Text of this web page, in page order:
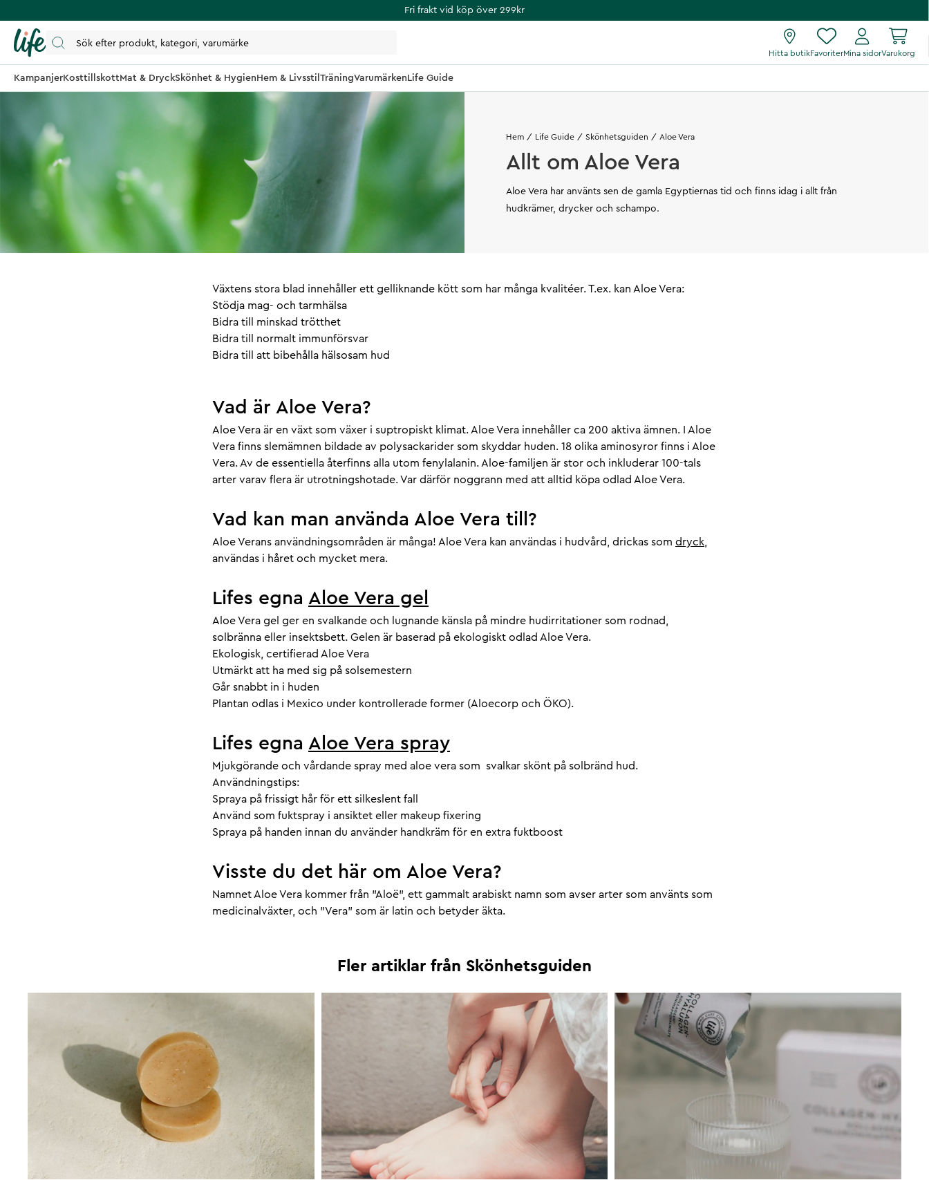
Fri frakt vid köp över 299kr
Hitta butikFavoriterMina sidorVarukorg
KampanjerKosttillskottMat & DryckSkönhet & HygienHem & Livsstil TräningVarumärkenLife Guide
Hem Life Guide Skönhetsguiden Aloe Vera
Allt om Aloe Vera
Aloe Vera har använts sen de gamla Egyptiernas tid och finns idag i allt från
hudkrämer, drycker och schampo.
Växtens stora blad innehåller ett gelliknande kött som har många kvalitéer. T.ex. kan Aloe Vera:
Stödja mag- och tarmhälsa
Bidra till minskad trötthet
Bidra till normalt immunförsvar
Bidra till att bibehålla hälsosam hud
Vad är Aloe Vera?
Aloe Vera är en växt som växer i suptropiskt klimat. Aloe Vera innehåller ca 200 aktiva ämnen. I Aloe
Vera finns slemämnen bildade av polysackarider som skyddar huden. 18 olika aminosyror finns i Aloe
Vera. Av de essentiella återfinns alla utom fenylalanin. Aloe-familjen är stor och inkluderar 100-tals
arter varav flera är utrotningshotade. Var därför noggrann med att alltid köpa odlad Aloe Vera.
Vad kan man använda Aloe Vera till?
Aloe Verans användningsområden är många! Aloe Vera kan användas i hudvård, drickas som dryck
användas i håret och mycket mera.
Lifes egna Aloe Vera gel
Aloe Vera gel ger en svalkande och lugnande känsla på mindre hudirritationer som rodnad,
solbränna eller insektsbett. Gelen är baserad på ekologiskt odlad Aloe Vera.
Ekologisk, certifierad Aloe Vera
Utmärkt att ha med sig på solsemestern
Går snabbt in i huden
Plantan odlas i Mexico under kontrollerade former (Aloecorp och ÖKO).
Lifes egna Aloe Vera spray
Mjukgörande och vårdande spray med aloe vera som svalkar skönt på solbränd hud.
Användningstips:
Spraya på frissigt hår för ett silkeslent fall
Använd som fuktspray i ansiktet eller makeup fixering
Spraya på handen innan du använder handkräm för en extra fuktboost
Visste du det här om Aloe Vera?
Namnet Aloe Vera kommer från "Aloë", ett gammalt arabiskt namn som avser arter som använts som
medicinalväxter, och "Vera" som är latin och betyder äkta.
Fler artiklar från Skönhetsguiden